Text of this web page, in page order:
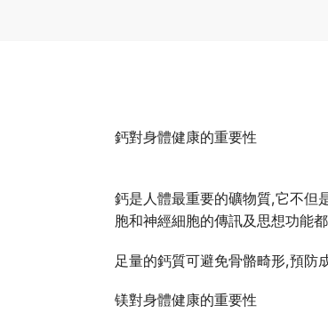
鈣對身體健康的重要性
鈣是人體最重要的礦物質,它不但
胞和神經細胞的傳訊及思想功能
足量的鈣質可避免骨骼畸形,預防
镁對身體健康的重要性